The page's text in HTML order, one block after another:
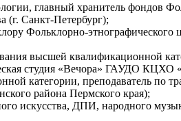
главный хранитель фондов
(г. Санкт-Петербург);
Фольклорно-
высшей квалификационной
студия «Вечора» ГАУДО КЦХО
категории, преподаватель
района Пермского края);
искусства, ДПИ, народного